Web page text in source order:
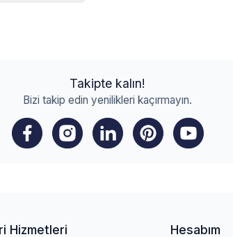
Takipte kalın!
Bizi takip edin yenilikleri kaçırmayın.
Hizmetleri Hesabım